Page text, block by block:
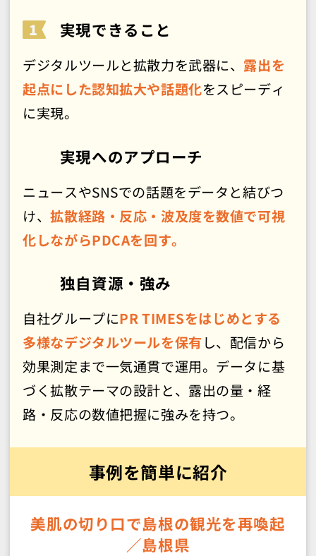
実現できること
デジタルツールと拡散力を武器に、 露出を
起点にした認知拡大や話題化をスピーディ
に実現。
実現へのアプローチ
ニュースやSNSでの話題をデータと結びつ
け、拡散経路・反応・波及度を数値で可視
化しながらPDCAを回す。
独自資源・強み
自社グループにPR TIMESをはじめとする
多様なデジタルツールを保有 し、配信から
効果測定まで一気通貫で運用。データに基
づく拡散テーマの設計と、露出の量・経
路・反応の数値把握に強みを持つ。
事例を簡単に紹介
美肌の切り口で島根の観光を再喚起
／島根県